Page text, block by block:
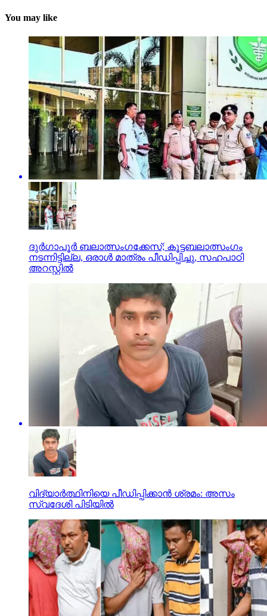
You may like
ദുര്‍ഗാപൂര്‍ ബലാത്സംഗക്കേസ്; കൂട്ടബലാത്സംഗം
നടന്നിട്ടില്ല, ഒരാള്‍ മാത്രം പീഡിപ്പിച്ചു, സഹപാഠി
അറസ്റ്റില്‍
വിദ്യാര്‍ത്ഥിനിയെ പീഡിപ്പിക്കാന്‍ ശ്രമം: അസം
സ്വദേശി പിടിയില്‍